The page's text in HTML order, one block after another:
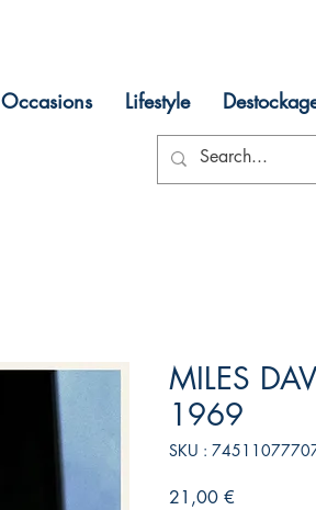
Occasions Lifestyle
MILES
1969
SKU :
21,00 €